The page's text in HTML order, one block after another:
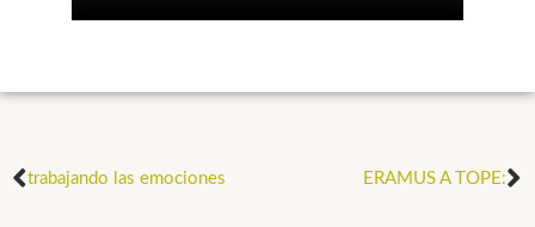
trabajando las emociones ERAMUS A TOPE: